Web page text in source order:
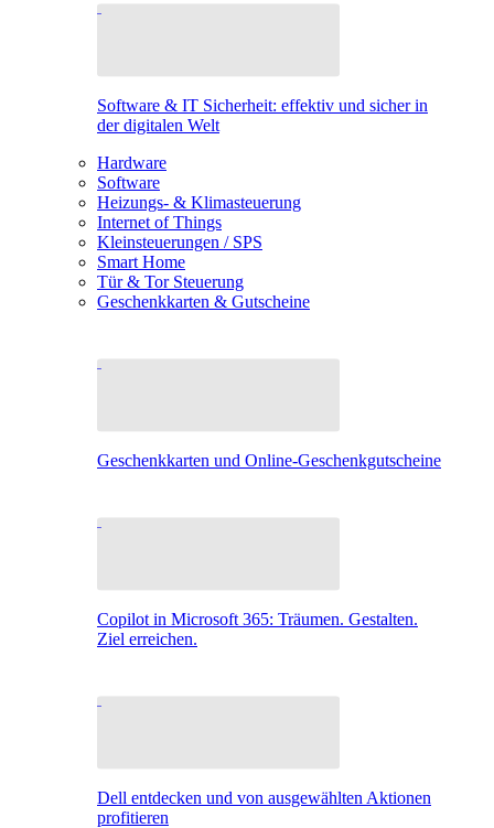
Software & IT Sicherheit: effektiv und sicher in
der digitalen Welt
Hardware
Software
Heizungs- & Klimasteuerung
Internet of Things
Kleinsteuerungen / SPS
Smart Home
Tür & Tor Steuerung
Geschenkkarten & Gutscheine
Geschenkkarten und Online-Geschenkgutscheine
Copilot in Microsoft 365: Träumen. Gestalten.
Ziel erreichen.
Dell entdecken und von ausgewählten Aktionen
profitieren